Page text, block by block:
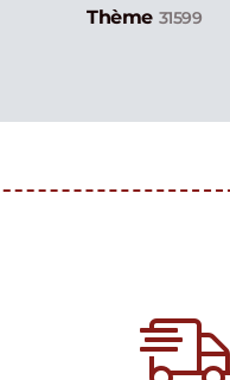
Thème 31599